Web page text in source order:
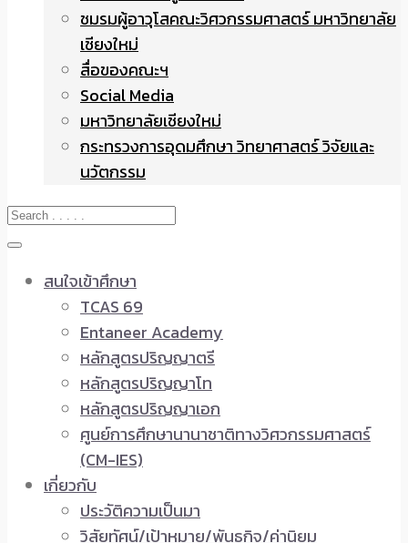
ชมรมผู้อาวุโสคณะวิศวกรรมศาสตร์ มหาวิทยาลัย
เชียงใหม่
สื่อของคณะฯ
Social Media
มหาวิทยาลัยเชียงใหม่
กระทรวงการอุดมศึกษา วิทยาศาสตร์ วิจัยและ
นวัตกรรม
สนใจเข้าศึกษา
TCAS 69
Entaneer Academy
หลักสูตรปริญญาตรี
หลักสูตรปริญญาโท
หลักสูตรปริญญาเอก
ศูนย์การศึกษานานาชาติทางวิศวกรรมศาสตร์
(CM-IES)
เกี่ยวกับ
ประวัติความเป็นมา
วิสัยทัศน์/เป้าหมาย/พันธกิจ/ค่านิยม